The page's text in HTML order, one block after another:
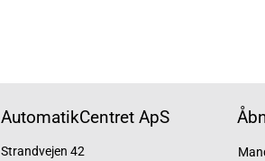
AutomatikCentret ApS
Strandvejen 42